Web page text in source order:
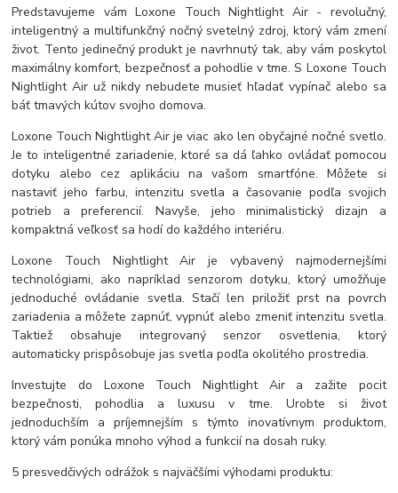
Predstavujeme vám Loxone Touch Nightlight Air - revolučný,
inteligentný a multifunkčný nočný svetelný zdroj, ktorý vám zmení
život. Tento jedinečný produkt je navrhnutý tak, aby vám poskytol
maximálny komfort, bezpečnosť a pohodlie v tme. S Loxone Touch
Nightlight Air už nikdy nebudete musieť hľadať vypínač alebo sa
báť tmavých kútov svojho domova.
Loxone Touch Nightlight Air je viac ako len obyčajné nočné svetlo.
Je to inteligentné zariadenie, ktoré sa dá ľahko ovládať pomocou
dotyku alebo cez aplikáciu na vašom smartfóne. Môžete si
nastaviť jeho farbu, intenzitu svetla a časovanie podľa svojich
potrieb a preferencií. Navyše, jeho minimalistický dizajn a
kompaktná veľkosť sa hodí do každého interiéru.
Loxone Touch Nightlight Air je vybavený najmodernejšími
technológiami, ako napríklad senzorom dotyku, ktorý umožňuje
jednoduché ovládanie svetla. Stačí len priložiť prst na povrch
zariadenia a môžete zapnúť, vypnúť alebo zmeniť intenzitu svetla.
Taktiež obsahuje integrovaný senzor osvetlenia, ktorý
automaticky prispôsobuje jas svetla podľa okolitého prostredia.
Investujte do Loxone Touch Nightlight Air a zažite pocit
bezpečnosti, pohodlia a luxusu v tme. Urobte si život
jednoduchším a príjemnejším s týmto inovatívnym produktom,
ktorý vám ponúka mnoho výhod a funkcií na dosah ruky.
5 presvedčivých odrážok s najväčšími výhodami produktu: